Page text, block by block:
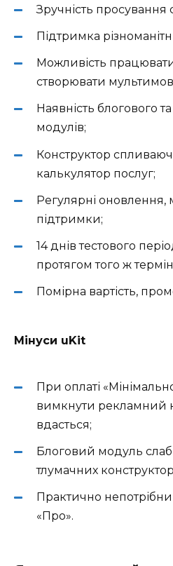
Зручність просування
Підтримка
Можливість
створювати
Наявність блогового
модулів;
Конструктор
калькулятор послуг;
Регулярні оновлення,
підтримки;
14 днів тестового
протягом того ж
Помірна вартість,
Мінуси uKit
При оплаті
вимкнути рекламний
вдасться;
Блоговий модуль
тлумачних
Практично
«Про».